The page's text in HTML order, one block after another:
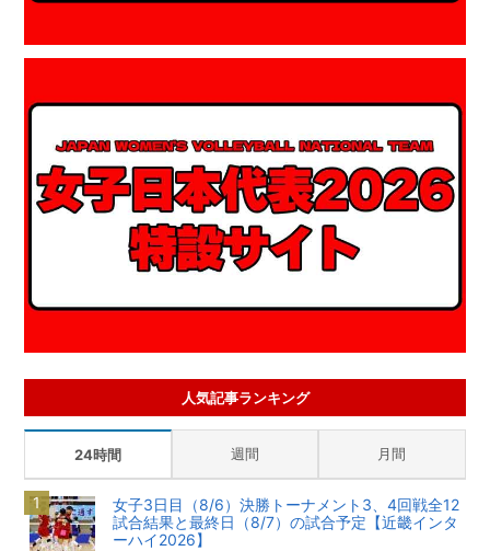
人気記事ランキング
24時間 週間 月間
女子3日目（8/6）決勝トーナメント3、4回戦全12
試合結果と最終日（8/7）の試合予定【近畿インタ
ーハイ2026】